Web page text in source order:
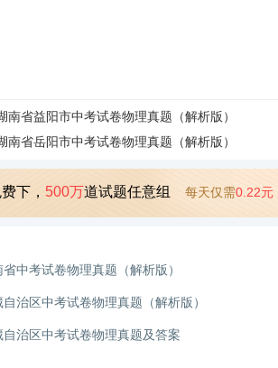
南省益阳市中考试卷物理真题（解析版）
南省岳阳市中考试卷物理真题（解析版）
下， 500万道试题任意组 每天仅需0.22元
中考试卷物理真题（解析版）
治区中考试卷物理真题（解析版）
治区中考试卷物理真题及答案